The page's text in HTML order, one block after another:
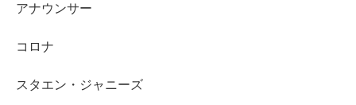
アナウンサー
コロナ
スタエン・ジャニーズ